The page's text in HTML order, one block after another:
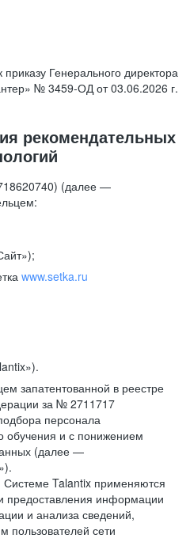
Генерального директора
№ 3459-ОД от 03.06.2026 г.
рекомендательных
(далее —
www.setka.ru
запатентованной в реестре
за № 2711717
персонала
обучения и с понижением
(далее —
Talantix применяются
предоставления информации
и анализа сведений,
пользователей сети